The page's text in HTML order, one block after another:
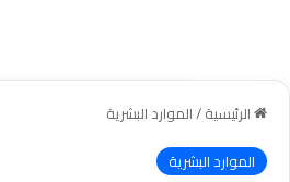
الرئيسية/الموارد البشرية
الموارد البشرية